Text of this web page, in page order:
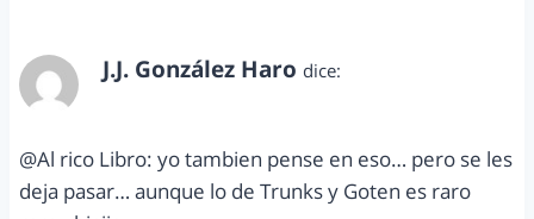
J.J. González Haro dice:
@Al rico Libro: yo tambien pense en eso… pero se les
deja pasar… aunque lo de Trunks y Goten es raro